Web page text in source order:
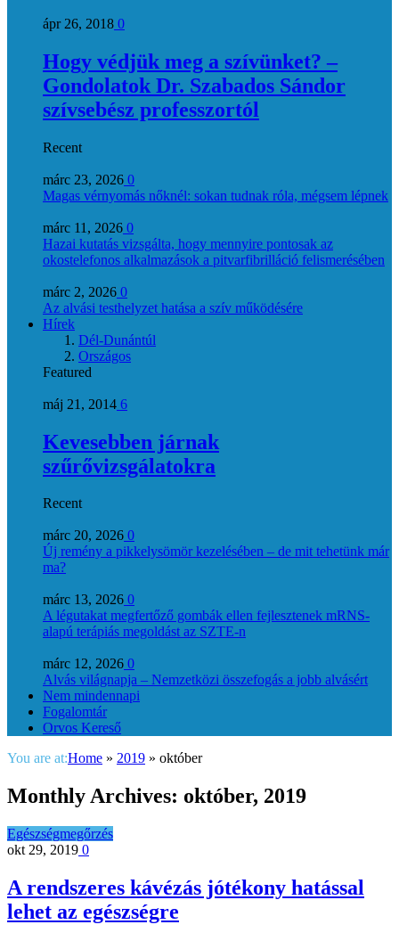
ápr 26, 2018 0
Hogy védjük meg a szívünket? –
Gondolatok Dr. Szabados Sándor
szívsebész professzortól
Recent
márc 23, 2026 0
Magas vérnyomás nőknél: sokan tudnak róla, mégsem lépnek
márc 11, 2026 0
Hazai kutatás vizsgálta, hogy mennyire pontosak az
okostelefonos alkalmazások a pitvarfibrilláció felismerésében
márc 2, 2026 0
Az alvási testhelyzet hatása a szív működésére
Hírek
Dél-Dunántúl
Országos
Featured
máj 21, 2014 6
Kevesebben járnak
szűrővizsgálatokra
Recent
márc 20, 2026 0
Új remény a pikkelysömör kezelésében – de mit tehetünk már
ma?
márc 13, 2026 0
A légutakat megfertőző gombák ellen fejlesztenek mRNS-
alapú terápiás megoldást az SZTE-n
márc 12, 2026 0
Alvás világnapja – Nemzetközi összefogás a jobb alvásért
Nem mindennapi
Fogalomtár
Orvos Kereső
You are at:Home » 2019 » október
Monthly Archives: október, 2019
Egészségmegőrzés
okt 29, 2019 0
A rendszeres kávézás jótékony hatással
lehet az egészségre